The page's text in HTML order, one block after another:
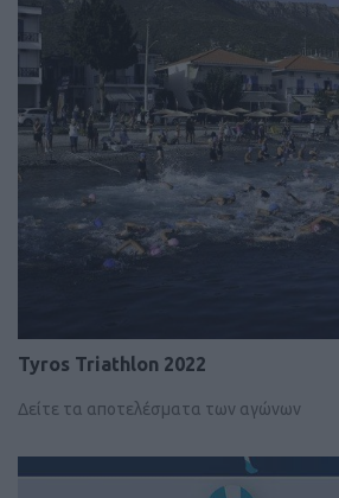
Tyros Triathlon 2022
Δείτε τα αποτελέσματα των αγώνων